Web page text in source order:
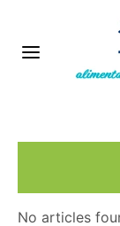
No articles